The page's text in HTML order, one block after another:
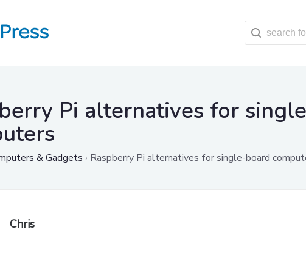
Pi alternatives for
& Gadgets › Raspberry Pi alternatives for single-board
Chris